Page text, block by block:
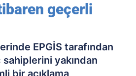
geçerli
EPGİS tarafından
yakından
bir açıklama